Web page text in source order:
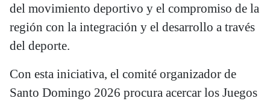
del movimiento deportivo y el compromiso de la
región con la integración y el desarrollo a través
del deporte.
Con esta iniciativa, el comité organizador de
Santo Domingo 2026 procura acercar los Juegos